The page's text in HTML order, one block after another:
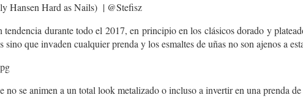
Hansen Hard as Nails) | @Stefisz
tendencia durante todo el 2017, en principio en los clásicos dorado y
sino que invaden cualquier prenda y los esmaltes de uñas no son ajenos a
no se animen a un total look metalizado o incluso a invertir en una prenda